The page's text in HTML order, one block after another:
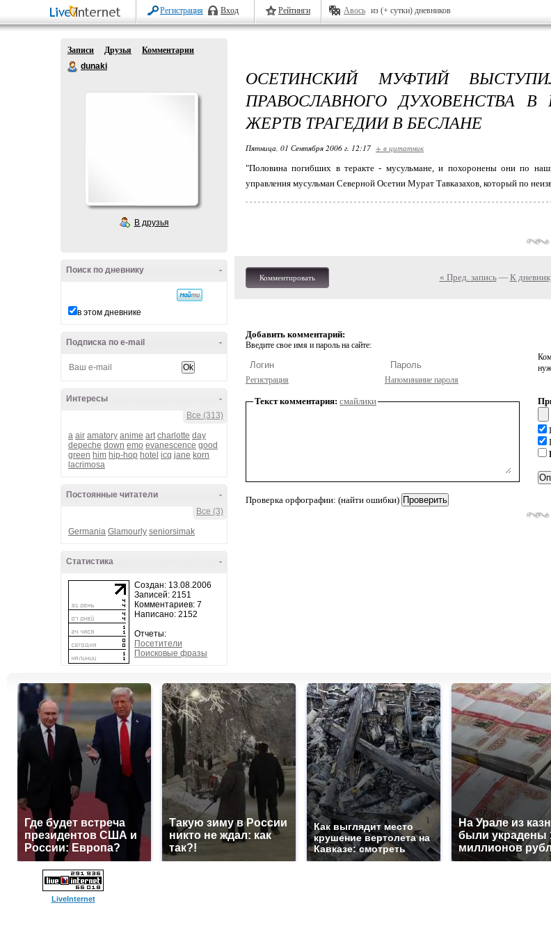
Регистрация Вход Рейтинги Авось из (+ сутки) дневников
Записи Друзья
Комментарии
dunaki
В друзья
-
Поиск по дневнику
в этом дневнике
-
Подписка по e-mail
-
Интересы
Все (313)
a air amatory anime art charlotte day
depeche down emo evanescence good
green him hip-hop hotel icq jane korn
lacrimosa
-
Постоянные читатели
Все (3)
Germania Glamourly seniorsimak
-
Статистика
Создан: 13.08.2006
Записей: 2151
Комментариев: 7
Написано: 2152
Отчеты:
Посетители
Поисковые фразы
ОСЕТИНСКИЙ МУФТИЙ
ПРАВОСЛАВНОГО ДУХОВЕНСТВА
ЖЕРТВ ТРАГЕДИИ В БЕСЛАНЕ
Пятница, 01 Сентября 2006 г. 12:17 + в цитатник
"Половина погибших в теракте - мусульмане, и похоронены они по
управления мусульман Северной Осетии Мурат Тавказахов, который по
Комментировать « Пред. запись— К
Добавить комментарий:
Введите свое имя и пароль на сайте:
Регистрация Напоминание пароля
Текст комментария: смайлики
Проверка орфографии: (найти ошибки)
Где будет встреча
президентов США и
России: Европа?
Такую зиму в России
никто не ждал: как
так?!
Как выглядит место
крушение вертолета на
Кавказе: смотреть
На Урале из
были украдены
миллионов
LiveInternet